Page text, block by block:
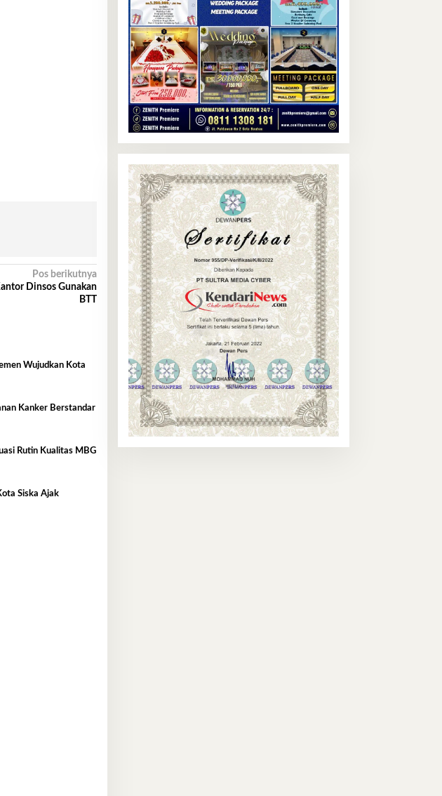
Pos berikutnya
Dinsos Gunakan
BTT
Wujudkan Kota
Kanker Berstandar
Rutin Kualitas MBG
Siska Ajak